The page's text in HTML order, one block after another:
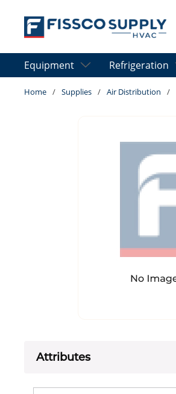
Skip to main content
Equipment Refrigeration
Home / Supplies / Air Distribution /
Attributes